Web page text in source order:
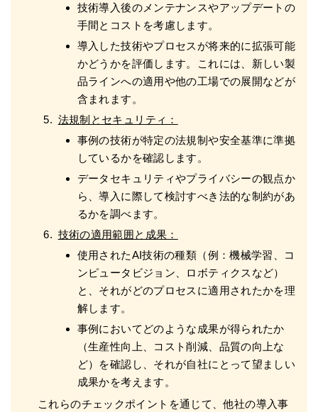
技術導入後のメンテナンスやアップデートの
手間とコストを考慮します。
導入した技術やプロセスが将来的に拡張可能
かどうかを評価します。これには、新しい製
品ラインへの適用や他の工場での展開などが
含まれます。
法規制とセキュリティ：
事例の技術が特定の法規制や安全基準に準拠
しているかを確認します。
データセキュリティやプライバシーの観点か
ら、導入に際して検討すべき法的な制約があ
るかを調べます。
技術の適用範囲と成果：
使用されたAI技術の種類（例：機械学習、コ
ンピュータビジョン、ロボティクスなど）
と、それがどのプロセスに適用されたかを理
解します。
事例においてどのような成果が得られたか
（生産性向上、コスト削減、品質の向上な
ど）を確認し、それが自社にとって望ましい
成果かを考えます。
これらのチェックポイントを通じて、他社の導入事